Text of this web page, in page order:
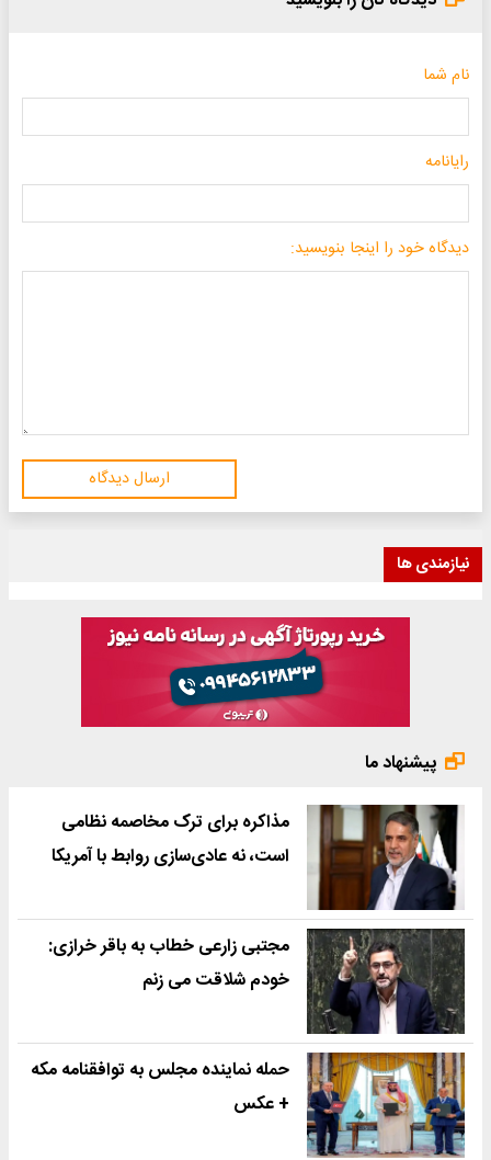
نام شما
رایانامه
دیدگاه خود را اینجا بنویسید:
ارسال دیدگاه
نیازمندی ها
پیشنهاد ما
مذاکره برای ترک مخاصمه نظامی
است، نه عادی‌سازی روابط با آمریکا
مجتبی زارعی خطاب به باقر خرازی:
خودم شلاقت می زنم
حمله نماینده مجلس به توافقنامه مکه
+ عکس